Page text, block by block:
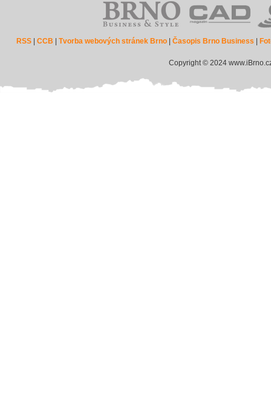
RSS |CCB |Tvorba webových stránek Brno |Časopis Brno Business
Copyright © 2024